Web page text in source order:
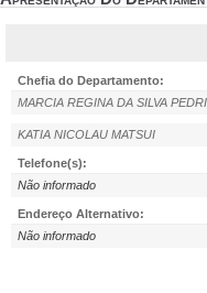
Chefia do Departamento:
MARCIA REGINA DA SILVA
KATIA NICOLAU MATSUI
Telefone(s):
Não informado
Endereço Alternativo:
Não informado